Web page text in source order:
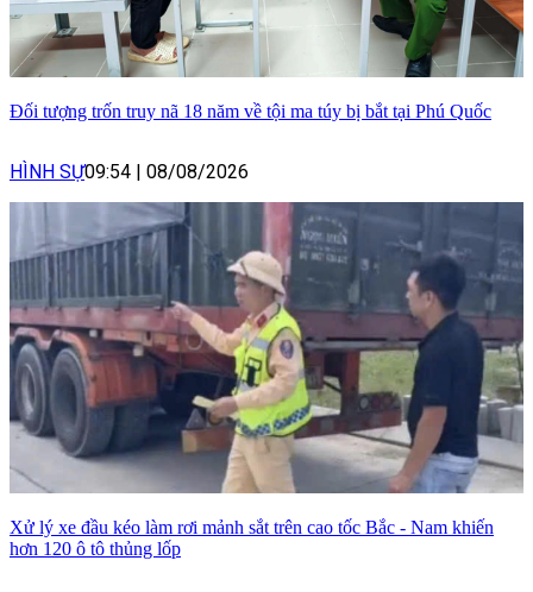
Đối tượng trốn truy nã 18 năm về tội ma túy bị bắt tại Phú Quốc
HÌNH SỰ09:54 | 08/08/2026
Xử lý xe đầu kéo làm rơi mảnh sắt trên cao tốc Bắc - Nam khiến
hơn 120 ô tô thủng lốp